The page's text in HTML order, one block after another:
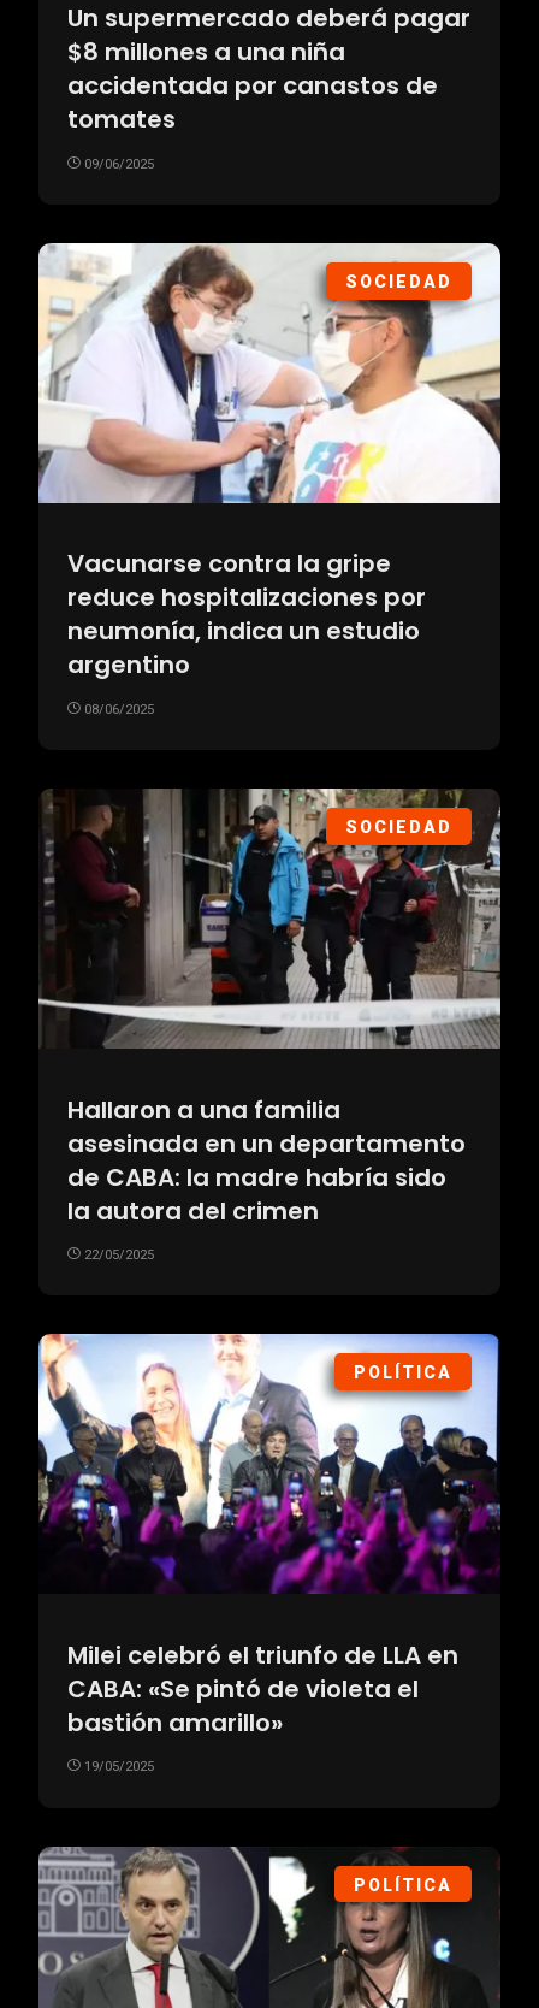
Un supermercado deberá pagar
$8 millones a una niña
accidentada por canastos de
tomates
09/06/2025
SOCIEDAD
Vacunarse contra la gripe
reduce hospitalizaciones por
neumonía, indica un estudio
argentino
08/06/2025
SOCIEDAD
Hallaron a una familia
asesinada en un departamento
de CABA: la madre habría sido
la autora del crimen
22/05/2025
POLÍTICA
Milei celebró el triunfo de LLA en
CABA: «Se pintó de violeta el
bastión amarillo»
19/05/2025
POLÍTICA